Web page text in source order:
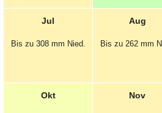
Jul
Bis zu 308 mm Nied.
Aug
Bis zu 262 mm
Okt Nov